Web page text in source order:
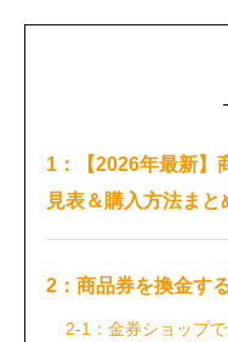
1：【2026年最新】
見表＆購入方法まと
2：商品券を換金す
2-1：金券ショップ